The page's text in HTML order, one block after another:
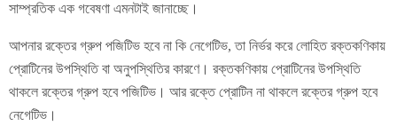
সাম্প্রতিক এক গবেষণা এমনটাই জানাচ্ছে।
আপনার রক্তের গ্রুপ পজিটিভ হবে না কি নেগেটিভ, তা নির্ভর করে লোহিত রক্তকণিকায়
প্রোটিনের উপস্থিতি বা অনুপস্থিতির কারণে। রক্তকণিকায় প্রোটিনের উপস্থিতি
থাকলে রক্তের গ্রুপ হবে পজিটিভ। আর রক্তে প্রোটিন না থাকলে রক্তের গ্রুপ হবে
নেগেটিভ।